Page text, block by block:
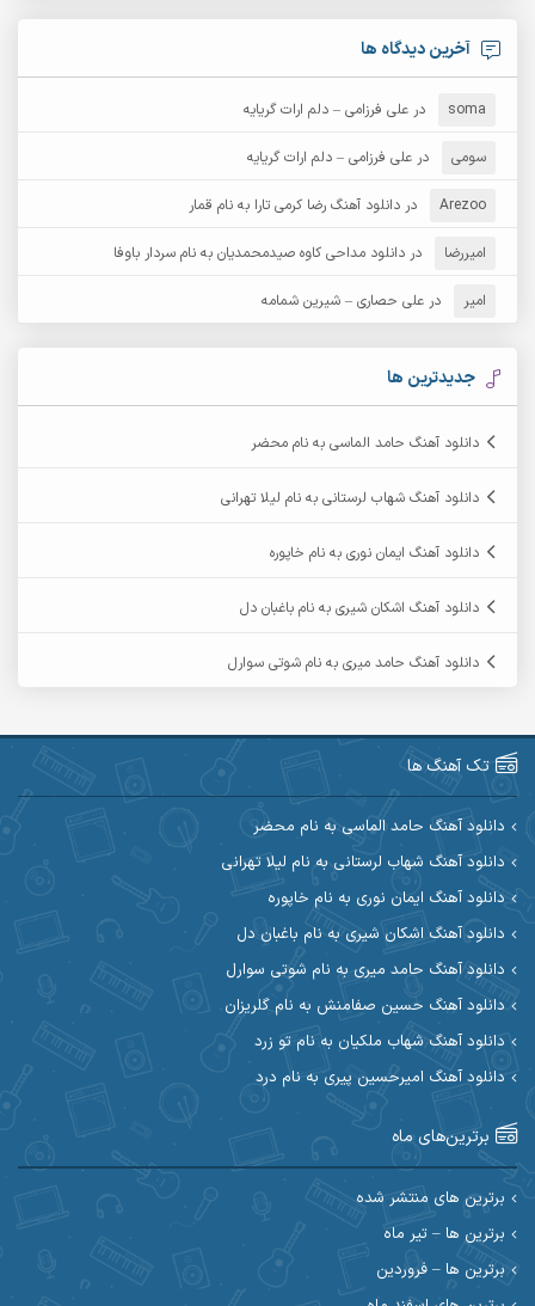
آرش امامی
آرش عثمان
آرش مبهم آرش مستشیری
آرش مهرابی آرش نظری
آرشام
آرکاداش
آرین صیادی
آرین مریدی
آوات بوکانی آوات یگانه
آیت احمدنژاد
ابراهیم شمس ابوالحسن جاویدان
ابی حسینی
احسان آیینفر
احسان امیدوار
احسان حیدری احسان دریادل
احسان رمضانی احسان علیانی
آخرین دیدگاه ها
soma در علی فرزامی – دلم ارات گریایه
سومی در علی فرزامی – دلم ارات گریایه
Arezoo در دانلود آهنگ رضا کرمی تارا به نام قمار
امیررضا در دانلود مداحی کاوه صیدمحمدیان به نام سردار باوفا
امیر در علی حصاری – شیرین شمامه
جدیدترین ها
دانلود آهنگ حامد الماسی به نام محضر
دانلود آهنگ شهاب لرستانی به نام لیلا تهرانی
دانلود آهنگ ایمان نوری به نام خاپوره
دانلود آهنگ اشکان شیری به نام باغبان دل
دانلود آهنگ حامد میری به نام شوتی سوارل
تک آهنگ ها
دانلود آهنگ حامد الماسی به نام محضر
دانلود آهنگ شهاب لرستانی به نام لیلا تهرانی
دانلود آهنگ ایمان نوری به نام خاپوره
دانلود آهنگ اشکان شیری به نام باغبان دل
دانلود آهنگ حامد میری به نام شوتی سوارل
دانلود آهنگ حسین صفامنش به نام گلریزان
دانلود آهنگ شهاب ملکیان به نام تو زرد
دانلود آهنگ امیرحسین پیری به نام درد
برترین‌های ماه
برترین های منتشر شده
برترین ها – تیر ماه
برترین ها – فروردین